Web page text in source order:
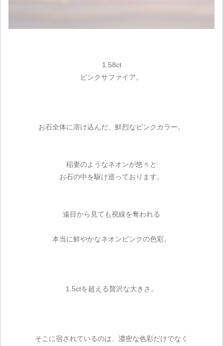
1.58ct
ピンクサファイア。
お石全体に溶け込んだ、鮮烈なピンクカラー。
稲妻のようなネオンが悠々と
お石の中を駆け巡っております。
遠目から見ても視線を奪われる
本当に鮮やかなネオンピンクの色彩。
1.5ctを超える贅沢な大きさ。
そこに宿されているのは、濃密な色彩だけでなく